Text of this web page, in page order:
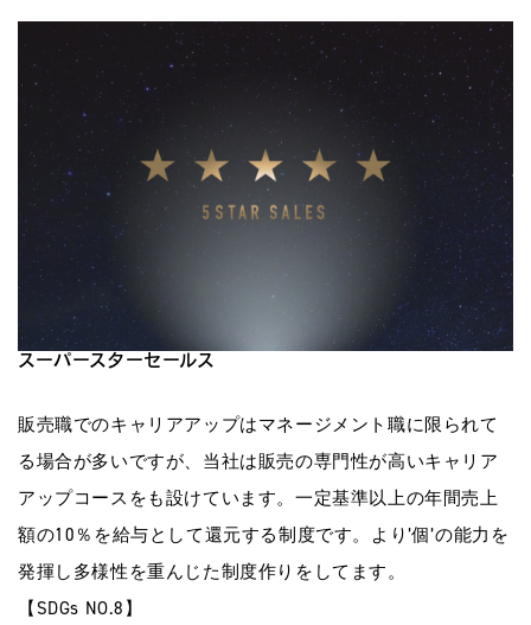
スーパースターセールス
販売職でのキャリアアップはマネージメント職に限られて
る場合が多いですが、当社は販売の専門性が高いキャリア
アップコースをも設けています。一定基準以上の年間売上
額の10％を給与として還元する制度です。より’個’の能力を
発揮し多様性を重んじた制度作りをしてます。
【SDGs NO.8】